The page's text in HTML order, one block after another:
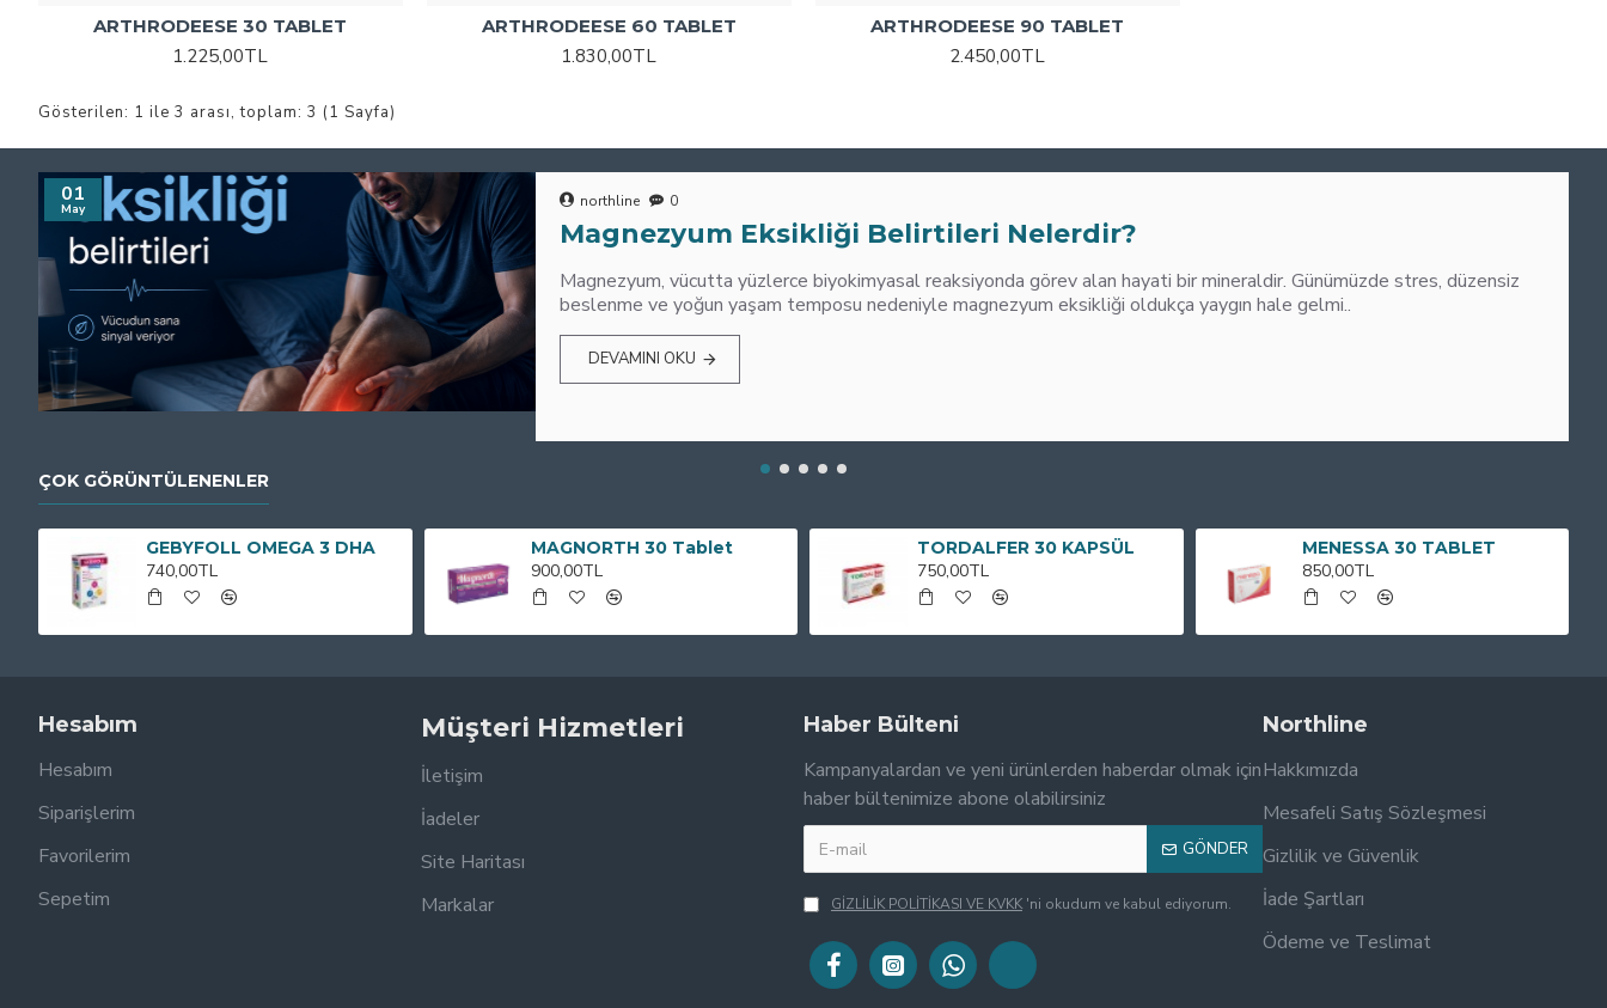
ARTHRODEESE 30 TABLET
1.225,00TL
ARTHRODEESE 60 TABLET
1.830,00TL
ARTHRODEESE 90 TABLET
2.450,00TL
Gösterilen: 1 ile 3 arası, toplam: 3 (1 Sayfa)
01
May northline 0
Magnezyum Eksikliği Belirtileri Nelerdir?
Magnezyum, vücutta yüzlerce biyokimyasal reaksiyonda görev alan hayati bir mineraldir. Günümüzde stres, düzensiz
beslenme ve yoğun yaşam temposu nedeniyle magnezyum eksikliği oldukça yaygın hale gelmi..
DEVAMINI OKU
ÇOK GÖRÜNTÜLENENLER
GEBYFOLL OMEGA 3 DHA
740,00TL
MAGNORTH 30 Tablet
900,00TL
TORDALFER 30 KAPSÜL
750,00TL
MENESSA 30 TABLET
850,00TL
Hesabım
Hesabım
Siparişlerim
Favorilerim
Sepetim
Müşteri Hizmetleri
İletişim
İadeler
Site Haritası
Markalar
Haber Bülteni
Kampanyalardan ve yeni ürünlerden haberdar olmak için
haber bültenimize abone olabilirsiniz
GÖNDER
GİZLİLİK POLİTİKASI VE KVKK 'ni okudum ve kabul ediyorum.
Northline
Hakkımızda
Mesafeli Satış Sözleşmesi
Gizlilik ve Güvenlik
İade Şartları
Ödeme ve Teslimat